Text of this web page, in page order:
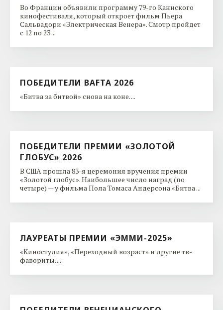
Во Франции объявили программу 79-го Каннского
кинофестиваля, который откроет фильм Пьера
Сальвадори «Электрическая Венера». Смотр пройдет
с 12 по 23 ...
ПОБЕДИТЕЛИ BAFTA 2026
«Битва за битвой» снова на коне. ...
ПОБЕДИТЕЛИ ПРЕМИИ «ЗОЛОТОЙ
ГЛОБУС» 2026
В США прошла 83-я церемония вручения премии
«Золотой глобус». Наибольшее число наград (по
четыре) — у фильма Пола Томаса Андерсона «Битва ...
ЛАУРЕАТЫ ПРЕМИИ «ЭММИ-2025»
«Киностудия», «Переходный возраст» и другие тв-
фавориты. ...